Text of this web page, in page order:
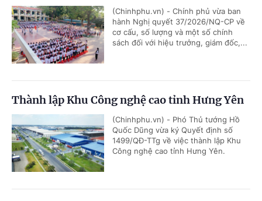
(Chinhphu.vn) - Chính phủ vừa ban
hành Nghị quyết 37/2026/NQ-CP về
cơ cấu, số lượng và một số chính
sách đối với hiệu trưởng, giám đốc,...
Thành lập Khu Công nghệ cao tỉnh Hưng Yên
(Chinhphu.vn) - Phó Thủ tướng Hồ
Quốc Dũng vừa ký Quyết định số
1499/QĐ-TTg về việc thành lập Khu
Công nghệ cao tỉnh Hưng Yên.